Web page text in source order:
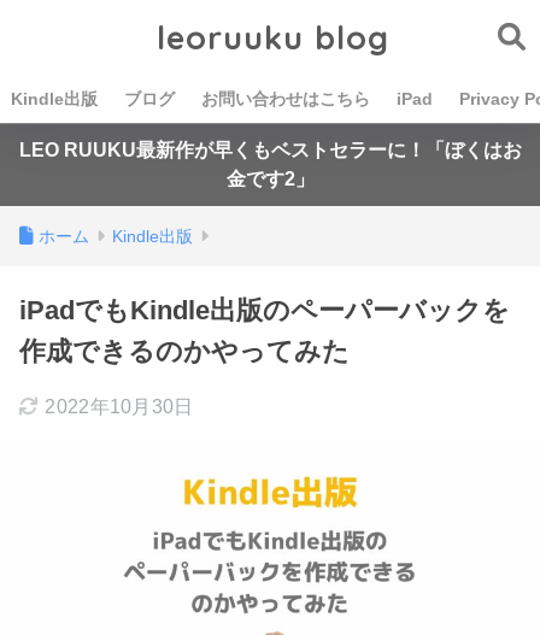
leoruuku blog
Kindle出版 ブログ お問い合わせはこちら iPad Privacy
LEO RUUKU最新作が早くもベストセラーに！「ぼくはお
金です2」
ホーム Kindle出版
iPadでもKindle出版のペーパーバックを
作成できるのかやってみた
2022年10月30日